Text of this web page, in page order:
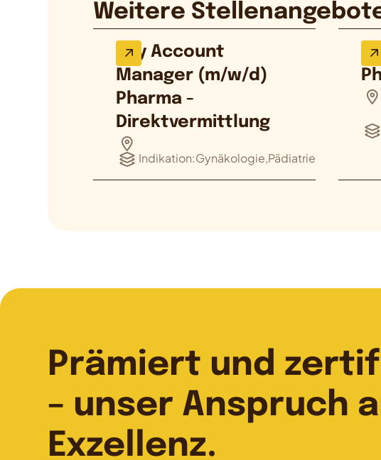
Weitere
Key Account
Manager (m/w/d)
Pharma -
Direktvermittlung
Indikation:Gynäkologie,Pädiatrie
Prämiert und
– unser Anspruch
Exzellenz.